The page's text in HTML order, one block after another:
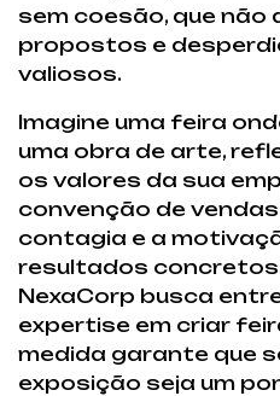
sem coesão, que
propostos e
valiosos.
Imagine uma feira
uma obra de arte,
os valores da sua
convenção de
contagia e a
resultados concretos.
NexaCorp busca
expertise em criar
medida garante que
exposição seja um